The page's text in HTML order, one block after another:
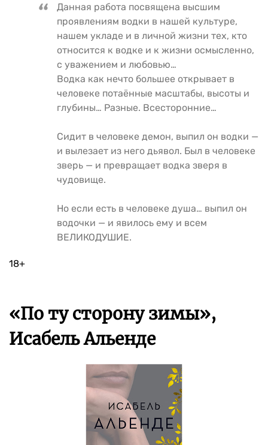
Данная работа посвящена высшим
проявлениям водки в нашей культуре,
нашем укладе и в личной жизни тех, кто
относится к водке и к жизни осмысленно,
с уважением и любовью…
Водка как нечто большее открывает в
человеке потаённые масштабы, высоты и
глубины… Разные. Всесторонние…
Сидит в человеке демон, выпил он водки —
и вылезает из него дьявол. Был в человеке
зверь — и превращает водка зверя в
чудовище.
Но если есть в человеке душа… выпил он
водочки — и явилось ему и всем
ВЕЛИКОДУШИЕ.
18+
«По ту сторону зимы»,
Исабель Альенде